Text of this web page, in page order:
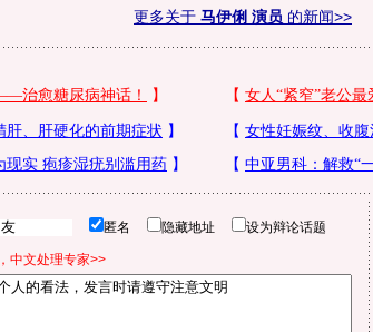
更多关于 马伊俐 演员 的新闻>>
匿名 隐藏地址 设为辩论话题
中文处理专家>>